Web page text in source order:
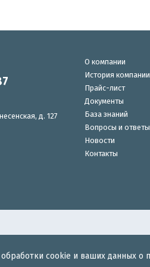
обработки cookie и ваших данных о
д. 127
О компании
История компании
Прайс-лист
Документы
База знаний
Вопросы и ответы
Новости
Контакты
беспроводного интернета.